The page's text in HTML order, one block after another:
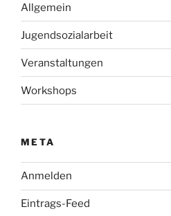
Allgemein
Jugendsozialarbeit
Veranstaltungen
Workshops
META
Anmelden
Eintrags-Feed